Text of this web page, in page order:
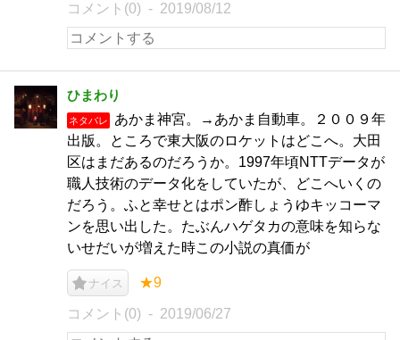
コメント(0) 2019/08/12
ひまわり
ネタバレ
あかま神宮。→あかま自動車。２００９年
出版。ところで東大阪のロケットはどこへ。大田
区はまだあるのだろうか。1997年頃NTTデータが
職人技術のデータ化をしていたが、どこへいくの
だろう。ふと幸せとはポン酢しょうゆキッコーマ
ンを思い出した。たぶんハゲタカの意味を知らな
いせだいが増えた時この小説の真価が
ナイス ★9
コメント(0) 2019/06/27